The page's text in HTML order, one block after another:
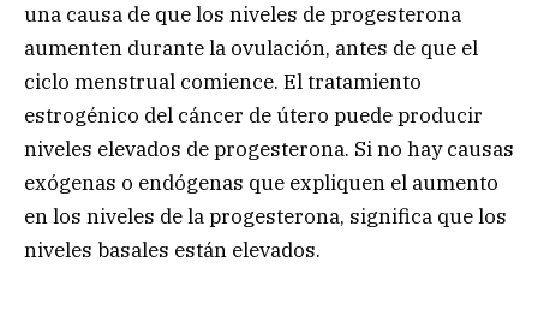
una causa de que los niveles de progesterona
aumenten durante la ovulación, antes de que el
ciclo menstrual comience. El tratamiento
estrogénico del cáncer de útero puede producir
niveles elevados de progesterona. Si no hay causas
exógenas o endógenas que expliquen el aumento
en los niveles de la progesterona, significa que los
niveles basales están elevados.